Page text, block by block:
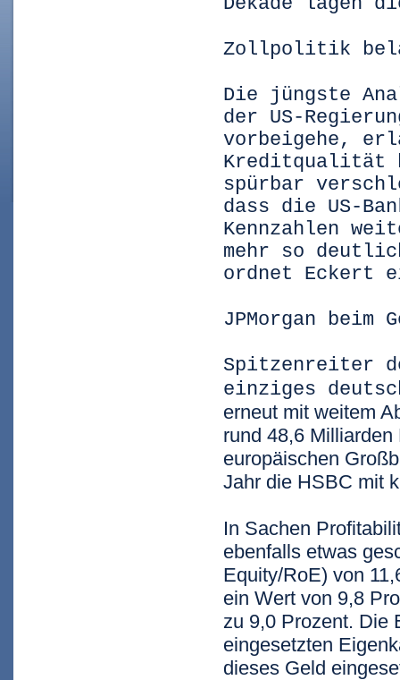
Zollpolitik
Die jüngste
der US-
vorbeigehe,
Kreditqualität
spürbar
dass die US-
Kennzahlen
mehr so
ordnet Eckert
JPMorgan beim
Spitzenreiter
einziges
erneut mit weitem
rund 48,6
europäischen
Jahr die HSBC mit
In Sachen
ebenfalls etwas
Equity/RoE) von
ein Wert von 9,8
zu 9,0 Prozent. Die
eingesetzten
dieses Geld